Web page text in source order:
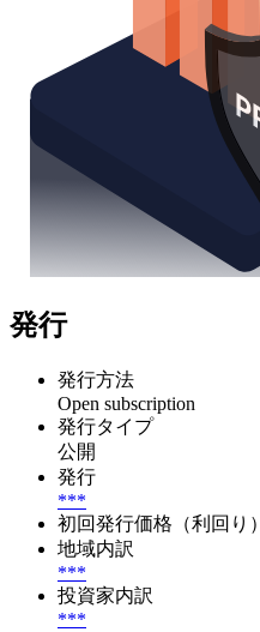
発行
発行方法
Open subscription
発行タイプ
公開
発行
***
初回発行価格（利回り）
地域内訳
***
投資家内訳
***